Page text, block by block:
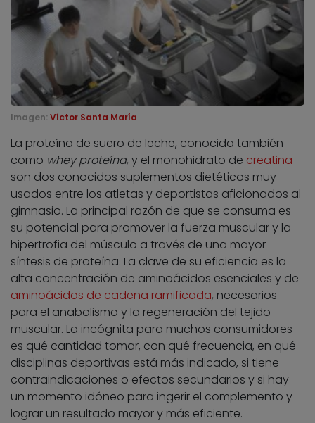
Imagen: Víctor Santa María
La proteína de suero de leche, conocida también
como whey proteína, y el monohidrato de creatina
son dos conocidos suplementos dietéticos muy
usados entre los atletas y deportistas aficionados al
gimnasio. La principal razón de que se consuma es
su potencial para promover la fuerza muscular y la
hipertrofia del músculo a través de una mayor
síntesis de proteína. La clave de su eficiencia es la
alta concentración de aminoácidos esenciales y de
aminoácidos de cadena ramificada, necesarios
para el anabolismo y la regeneración del tejido
muscular. La incógnita para muchos consumidores
es qué cantidad tomar, con qué frecuencia, en qué
disciplinas deportivas está más indicado, si tiene
contraindicaciones o efectos secundarios y si hay
un momento idóneo para ingerir el complemento y
lograr un resultado mayor y más eficiente.